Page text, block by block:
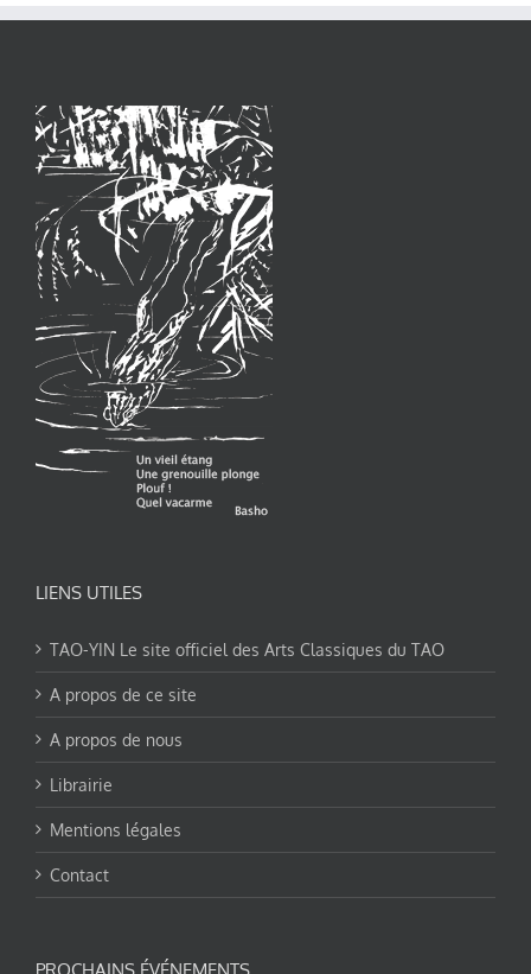
LIENS UTILES
TAO-YIN Le site officiel des Arts Classiques du TAO
A propos de ce site
A propos de nous
Librairie
Mentions légales
Contact